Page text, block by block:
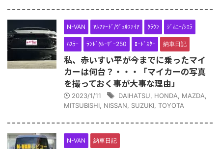
N-VAN ｱﾙﾌｧｰﾄﾞ/ｳﾞｪﾙﾌｧｲｱ ｸﾗｳﾝ ｼﾞﾑﾆｰ/ｼｴﾗ
ﾊｽﾗｰ ﾗﾝﾄﾞｸﾙｰｻﾞｰ250 ﾛｰﾄﾞｽﾀｰ 納車日記
私、赤いすい平が今までに乗ったマイ
カーは何台？・・・「マイカーの写真
を撮っておく事が大事な理由」
2023/1/11 DAIHATSU HONDA MAZDA
MITSUBISHI NISSAN SUZUKI TOYOTA
N-VAN 納車日記